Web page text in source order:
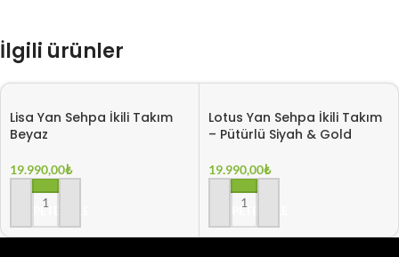
İlgili ürünler
Lisa Yan Sehpa İkili Takım
Beyaz
19.990,00₺
SEPETE EKLE
Lotus Yan Sehpa İkili Takım
– Pütürlü Siyah & Gold
19.990,00₺
SEPETE EKLE